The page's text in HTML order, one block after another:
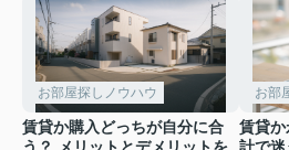
お部屋探しノウハウ
賃貸か購入どっちが自分に合
お部
賃貸